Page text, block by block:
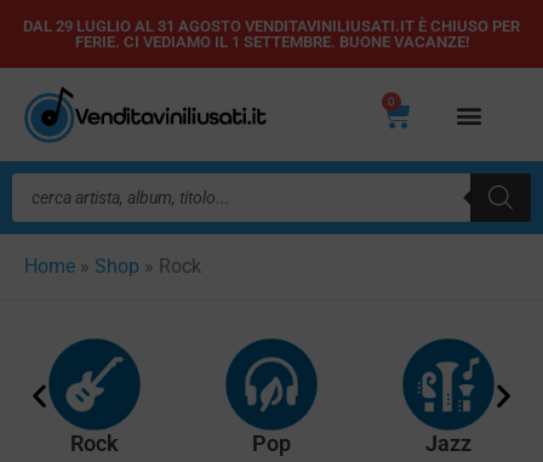
Vai
contenuto
DAL 29 LUGLIO AL 31 AGOSTO VENDITAVINILIUSATI.IT È CHIUSO PER
FERIE. CI VEDIAMO IL 1 SETTEMBRE. BUONE VACANZE!
0
Carrello
Ricerca
prodotti
Home » Shop » Rock
Rock Pop Jazz